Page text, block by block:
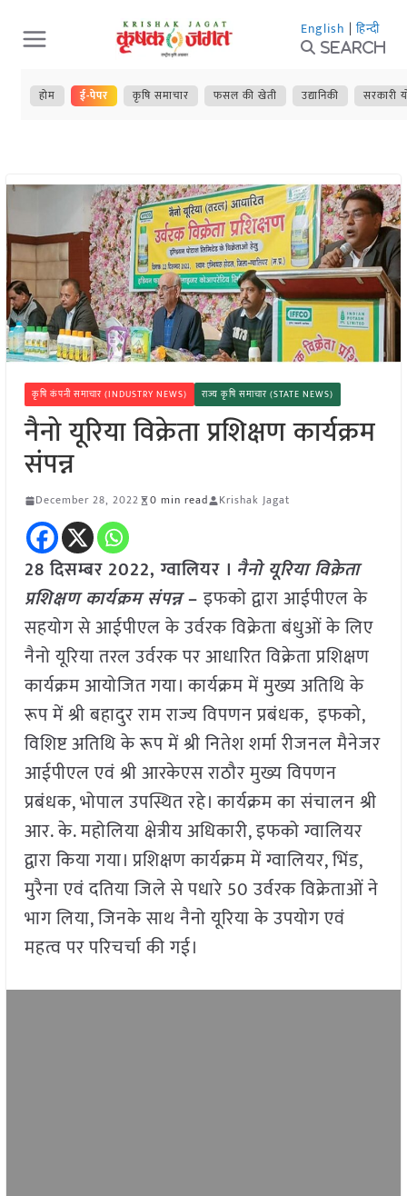
Skip
to
content
English | हिन्दी
Search
होम ई-पेपर कृषि समाचार फसल की खेती उद्यानिकी सरकारी
कृषि कंपनी समाचार (INDUSTRY NEWS) राज्य कृषि समाचार (STATE NEWS)
नैनो यूरिया विक्रेता प्रशिक्षण कार्यक्रम
संपन्न
December 28, 2022 0 min read Krishak Jagat
28 दिसम्बर 2022, ग्वालियर । नैनो यूरिया विक्रेता
प्रशिक्षण कार्यक्रम संपन्न–इफको द्वारा आईपीएल के
सहयोग से आईपीएल के उर्वरक विक्रेता बंधुओं के लिए
नैनो यूरिया तरल उर्वरक पर आधारित विक्रेता प्रशिक्षण
कार्यक्रम आयोजित गया। कार्यक्रम में मुख्य अतिथि के
रूप में श्री बहादुर राम राज्य विपणन प्रबंधक, इफको,
विशिष्ट अतिथि के रूप में श्री नितेश शर्मा रीजनल मैनेजर
आईपीएल एवं श्री आरकेएस राठौर मुख्य विपणन
प्रबंधक, भोपाल उपस्थित रहे। कार्यक्रम का संचालन श्री
आर. के. महोलिया क्षेत्रीय अधिकारी, इफको ग्वालियर
द्वारा किया गया। प्रशिक्षण कार्यक्रम में ग्वालियर, भिंड,
मुरैना एवं दतिया जिले से पधारे 50 उर्वरक विक्रेताओं ने
भाग लिया, जिनके साथ नैनो यूरिया के उपयोग एवं
महत्व पर परिचर्चा की गई।